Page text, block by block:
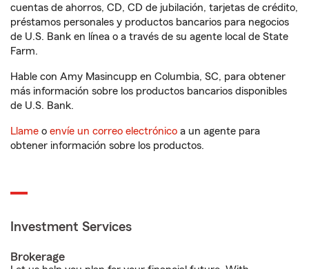
cuentas de ahorros, CD, CD de jubilación, tarjetas de crédito,
préstamos personales y productos bancarios para negocios
de U.S. Bank en línea o a través de su agente local de State
Farm.
Hable con Amy Masincupp en Columbia, SC, para obtener
más información sobre los productos bancarios disponibles
de U.S. Bank.
Llame o envíe un correo electrónico a un agente para
obtener información sobre los productos.
Investment Services
Brokerage